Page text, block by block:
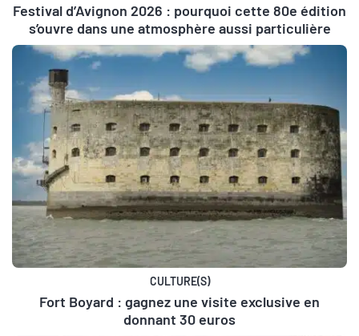
Festival d’Avignon 2026 : pourquoi cette 80e édition
s’ouvre dans une atmosphère aussi particulière
CULTURE(S)
Fort Boyard : gagnez une visite exclusive en
donnant 30 euros